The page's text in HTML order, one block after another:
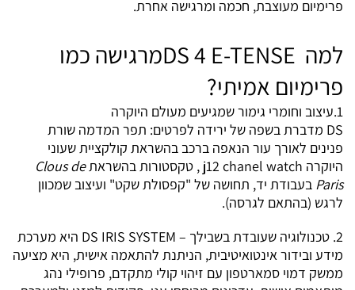
פרימיום מעוצבת, חכמה ומרגישה אחרת.
למה DS 4 E-TENSEמרגישה כמו
פרימיום אמיתי?
1.עיצוב וחומרי גימור שמגיעים מעולם היוקרה
DS מדברת בשפה של ירידה לפרטים: תפר המדמה שורת
פנינים לאורך עור הנאפה ברכב בהשראת קולקציית שעוני
היוקרה j12 chanel watch , טקסטורות בהשראת
Clous de
Paris בעבודת יד, תחושה של "קפסולת שקט" ועיצוב שמכוון
לרגש (בהתאם לגרסה).
2. טכנולוגיה שעובדת בשבילך – DS IRIS SYSTEM היא מערכת
מידע ובידור אינטואיטיבית, הניתנת להתאמה אישית, היא מציעה
ממשק דמוי סמארטפון עם זיהוי קולי מתקדם, פרופילי נהג